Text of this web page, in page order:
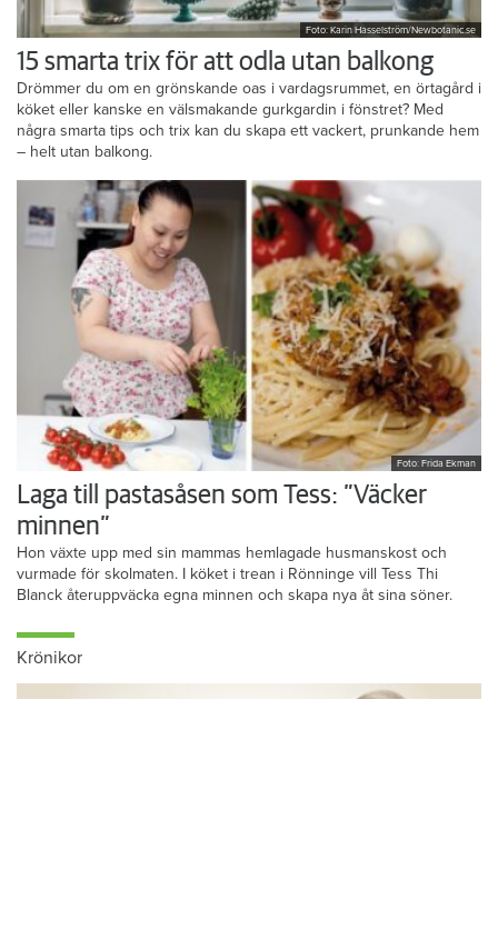
Foto: Karin Hasselström/Newbotanic.se
15 smarta trix för att odla utan balkong
Drömmer du om en grönskande oas i vardagsrummet, en örtagård i
köket eller kanske en välsmakande gurkgardin i fönstret? Med
några smarta tips och trix kan du skapa ett vackert, prunkande hem
– helt utan balkong.
Foto: Frida Ekman
Laga till pastasåsen som Tess: ”Väcker
minnen”
Hon växte upp med sin mammas hemlagade husmanskost och
vurmade för skolmaten. I köket i trean i Rönninge vill Tess Thi
Krönikor